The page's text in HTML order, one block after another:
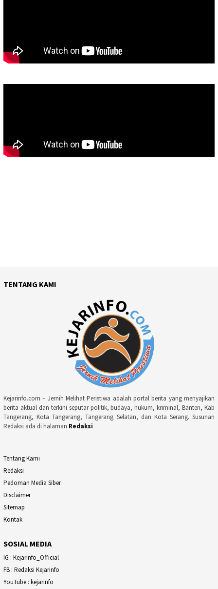
TENTANG KAMI
Kejarinfo.com – Jernih Melihat Peristiwa adalah portal berita yang menyajikan
berita aktual dan terkini seputar politik, budaya, hukum, kriminal, Banten, Kab
Tangerang, Kota Tangerang, Tangerang Selatan, dan Kota Serang. Susunan
Redaksi ada di halaman Redaksi
Tentang Kami
Redaksi
Pedoman Media Siber
Disclaimer
Sitemap
Kontak
SOSIAL MEDIA
IG : Kejarinfo_Official
FB : Redaksi Kejarinfo
YouTube : kejarinfo